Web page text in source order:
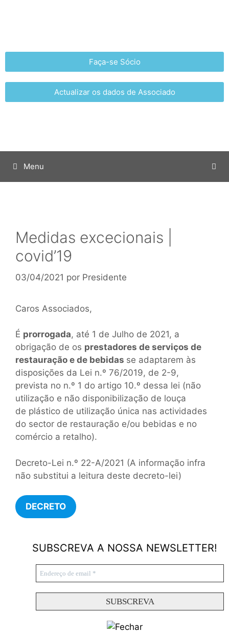
Faça-se Sócio
Actualizar os dados de Associado
Menu
Medidas excecionais |
covid’19
03/04/2021 por Presidente
Caros Associados,
É prorrogada, até 1 de Julho de 2021, a
obrigação de os prestadores de serviços de
restauração e de bebidas se adaptarem às
disposições da Lei n.º 76/2019, de 2-9,
prevista no n.º 1 do artigo 10.º dessa lei (não
utilização e não disponibilização de louça
de plástico de utilização única nas actividades
do sector de restauração e/ou bebidas e no
comércio a retalho).
Decreto-Lei n.º 22-A/2021 (A informação infra
não substitui a leitura deste decreto-lei)
DECRETO
SUBSCREVA A NOSSA NEWSLETTER!